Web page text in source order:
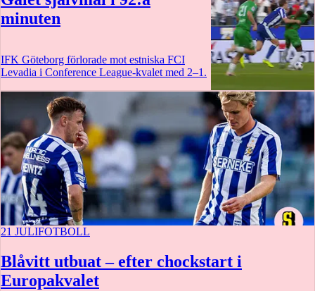
minuten
IFK Göteborg förlorade mot estniska FCI
Levadia i Conference League-kvalet med 2–1.
3 min
21 JULIFOTBOLL
Blåvitt utbuat – efter chockstart i
Europakvalet